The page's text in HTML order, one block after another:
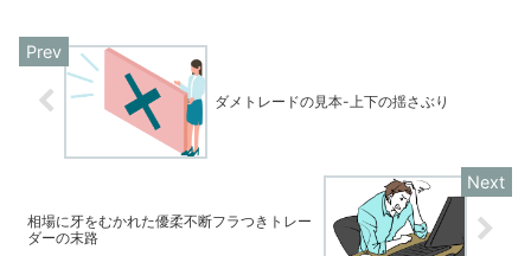
まくれば、いとも簡単にゼロカッ
ト...
ダメトレードの見本-上下の揺さぶり
相場に牙をむかれた優柔不断フラつきトレー
ダーの末路